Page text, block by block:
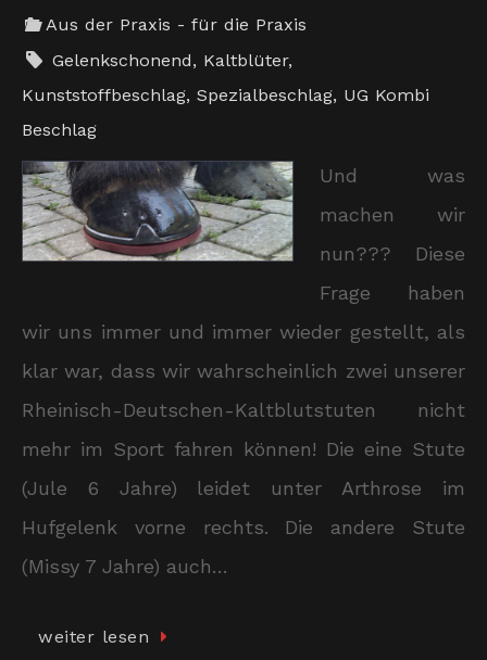
Aus der Praxis - für die Praxis
Gelenkschonend, Kaltblüter,
Kunststoffbeschlag, Spezialbeschlag, UG Kombi
Beschlag
Und was
machen wir
nun??? Diese
Frage haben
wir uns immer und immer wieder gestellt, als
klar war, dass wir wahrscheinlich zwei unserer
Rheinisch-Deutschen-Kaltblutstuten nicht
mehr im Sport fahren können! Die eine Stute
(Jule 6 Jahre) leidet unter Arthrose im
Hufgelenk vorne rechts. Die andere Stute
(Missy 7 Jahre) auch…
weiter lesen